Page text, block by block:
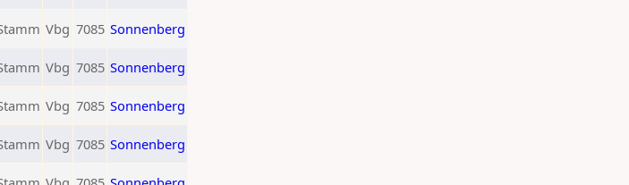
Vbg 7085 Sonnenberg
Vbg 7085 Sonnenberg
Vbg 7085 Sonnenberg
Vbg 7085 Sonnenberg